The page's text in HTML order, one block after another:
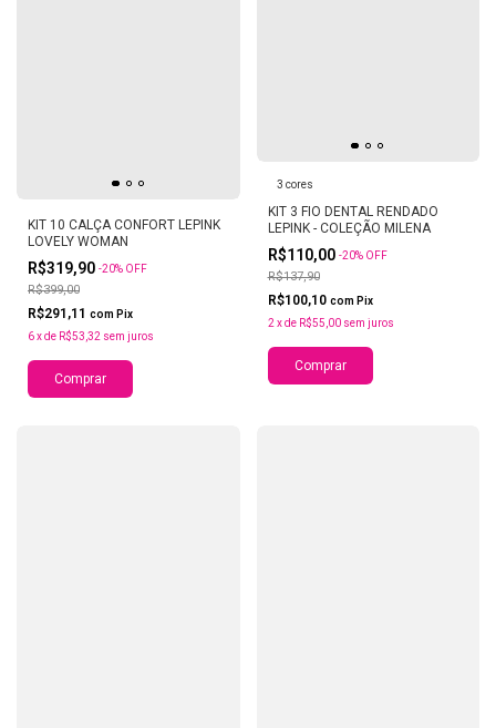
KIT 10 CALÇA CONFORT LEPINK
LOVELY WOMAN
R$319,90 -20% OFF
R$399,00
R$291,11 com Pix
6xde R$53,32 sem juros
Comprar
3 cores
KIT 3 FIO DENTAL RENDADO
LEPINK - COLEÇÃO MILENA
R$110,00 -20% OFF
R$137,90
R$100,10 com Pix
2 xde R$55,00 sem juros
Comprar